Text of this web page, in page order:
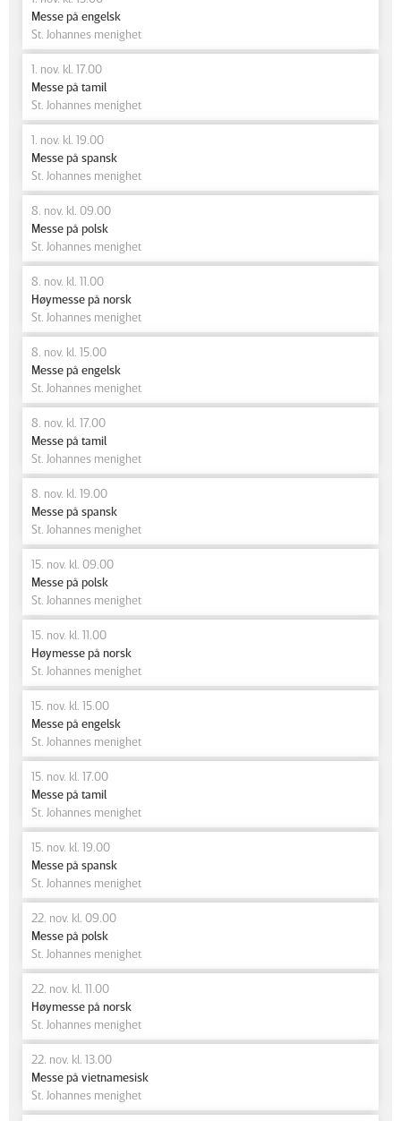
Messe på engelsk
St. Johannes menighet
1. nov. kl. 17.00
Messe på tamil
St. Johannes menighet
1. nov. kl. 19.00
Messe på spansk
St. Johannes menighet
8. nov. kl. 09.00
Messe på polsk
St. Johannes menighet
8. nov. kl. 11.00
Høymesse på norsk
St. Johannes menighet
8. nov. kl. 15.00
Messe på engelsk
St. Johannes menighet
8. nov. kl. 17.00
Messe på tamil
St. Johannes menighet
8. nov. kl. 19.00
Messe på spansk
St. Johannes menighet
15. nov. kl. 09.00
Messe på polsk
St. Johannes menighet
15. nov. kl. 11.00
Høymesse på norsk
St. Johannes menighet
15. nov. kl. 15.00
Messe på engelsk
St. Johannes menighet
15. nov. kl. 17.00
Messe på tamil
St. Johannes menighet
15. nov. kl. 19.00
Messe på spansk
St. Johannes menighet
22. nov. kl. 09.00
Messe på polsk
St. Johannes menighet
22. nov. kl. 11.00
Høymesse på norsk
St. Johannes menighet
22. nov. kl. 13.00
Messe på vietnamesisk
St. Johannes menighet